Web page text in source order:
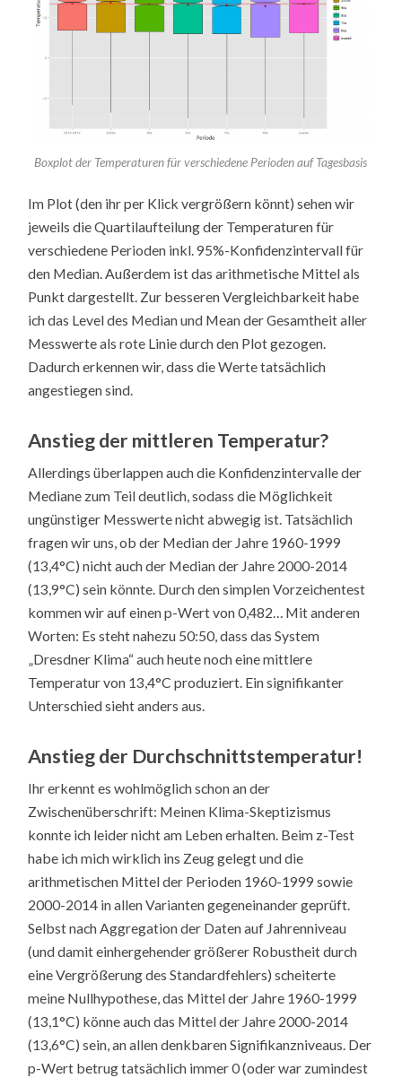
Boxplot der Temperaturen für verschiedene Perioden auf Tagesbasis
Im Plot (den ihr per Klick vergrößern könnt) sehen wir
jeweils die Quartilaufteilung der Temperaturen für
verschiedene Perioden inkl. 95%-Konfidenzintervall für
den Median. Außerdem ist das arithmetische Mittel als
Punkt dargestellt. Zur besseren Vergleichbarkeit habe
ich das Level des Median und Mean der Gesamtheit aller
Messwerte als rote Linie durch den Plot gezogen.
Dadurch erkennen wir, dass die Werte tatsächlich
angestiegen sind.
Anstieg der mittleren Temperatur?
Allerdings überlappen auch die Konfidenzintervalle der
Mediane zum Teil deutlich, sodass die Möglichkeit
ungünstiger Messwerte nicht abwegig ist. Tatsächlich
fragen wir uns, ob der Median der Jahre 1960-1999
(13,4°C) nicht auch der Median der Jahre 2000-2014
(13,9°C) sein könnte. Durch den simplen Vorzeichentest
kommen wir auf einen p-Wert von 0,482… Mit anderen
Worten: Es steht nahezu 50:50, dass das System
„Dresdner Klima“ auch heute noch eine mittlere
Temperatur von 13,4°C produziert. Ein signifikanter
Unterschied sieht anders aus.
Anstieg der Durchschnittstemperatur!
Ihr erkennt es wohlmöglich schon an der
Zwischenüberschrift: Meinen Klima-Skeptizismus
konnte ich leider nicht am Leben erhalten. Beim z-Test
habe ich mich wirklich ins Zeug gelegt und die
arithmetischen Mittel der Perioden 1960-1999 sowie
2000-2014 in allen Varianten gegeneinander geprüft.
Selbst nach Aggregation der Daten auf Jahrenniveau
(und damit einhergehender größerer Robustheit durch
eine Vergrößerung des Standardfehlers) scheiterte
meine Nullhypothese, das Mittel der Jahre 1960-1999
(13,1°C) könne auch das Mittel der Jahre 2000-2014
(13,6°C) sein, an allen denkbaren Signifikanzniveaus. Der
p-Wert betrug tatsächlich immer 0 (oder war zumindest